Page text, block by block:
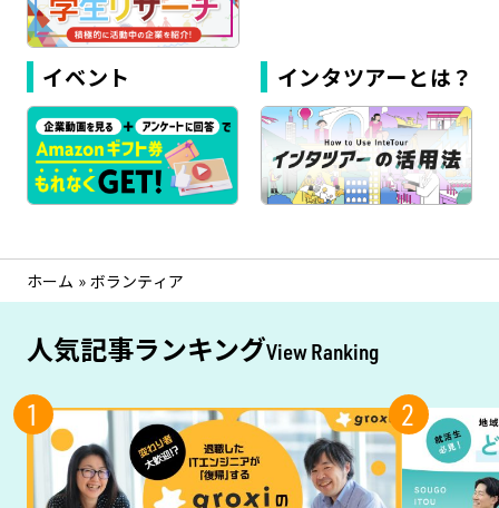
イベント インタツアーとは？
ホーム » ボランティア
人気記事ランキングView Ranking
1 2